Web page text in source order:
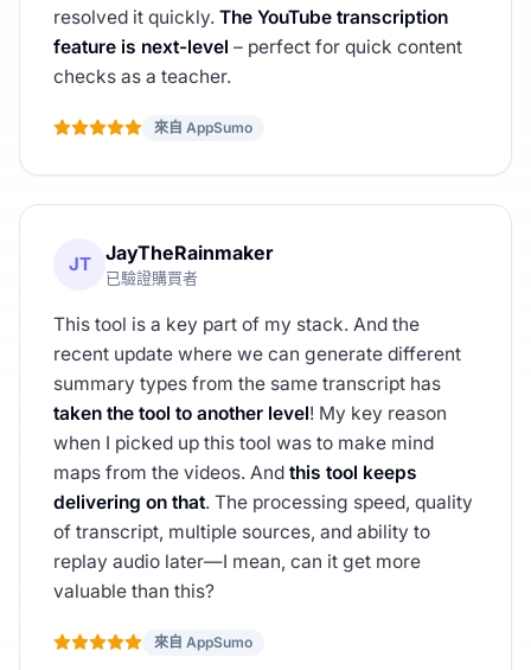
resolved it quickly. The YouTube transcription
feature is next-level – perfect for quick content
checks as a teacher.
來自 AppSumo
JT JayTheRainmaker
已驗證購買者
This tool is a key part of my stack. And the
recent update where we can generate different
summary types from the same transcript has
taken the tool to another level! My key reason
when I picked up this tool was to make mind
maps from the videos. And this tool keeps
delivering on that. The processing speed, quality
of transcript, multiple sources, and ability to
replay audio later—I mean, can it get more
valuable than this?
來自 AppSumo